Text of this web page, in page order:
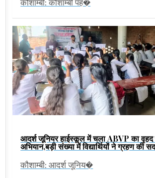
कौशाम्बी: कौशाम्बी पह�
आदर्श जूनियर हाईस्कूल में चला ABVP का
अभियान,बड़ी संख्या में विद्यार्थियों ने ग्रहण की
कौशाम्बी: आदर्श जूनिय�